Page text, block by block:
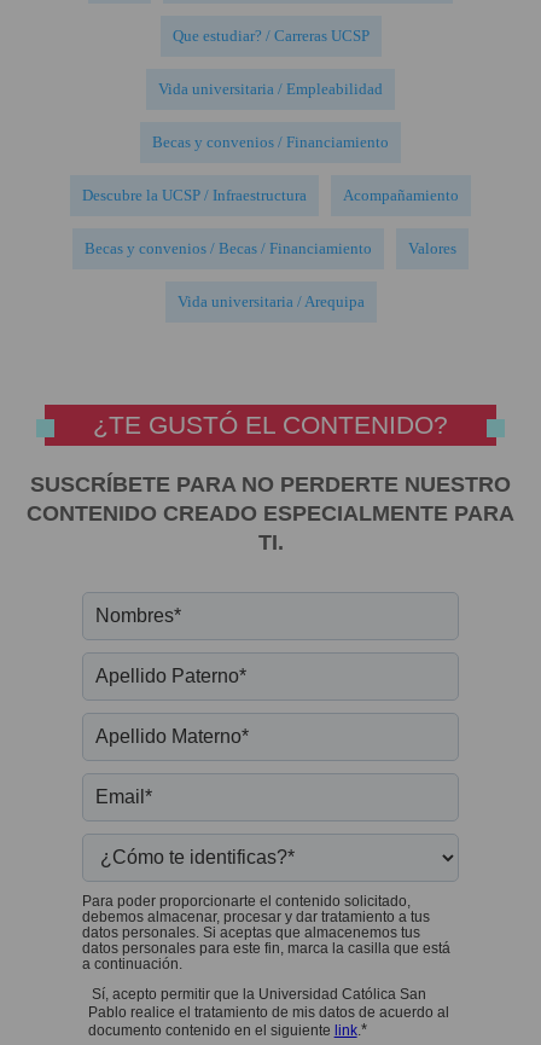
Que estudiar? / Carreras UCSP
Vida universitaria / Empleabilidad
Becas y convenios / Financiamiento
Descubre la UCSP / Infraestructura Acompañamiento
Becas y convenios / Becas / Financiamiento Valores
Vida universitaria / Arequipa
¿TE GUSTÓ EL CONTENIDO?
SUSCRÍBETE PARA NO PERDERTE NUESTRO
CONTENIDO CREADO ESPECIALMENTE PARA
TI.
Para poder proporcionarte el contenido solicitado,
debemos almacenar, procesar y dar tratamiento a tus
datos personales. Si aceptas que almacenemos tus
datos personales para este fin, marca la casilla que está
a continuación.
Sí, acepto permitir que la Universidad Católica San
Pablo realice el tratamiento de mis datos de acuerdo al
documento contenido en el siguiente link. *